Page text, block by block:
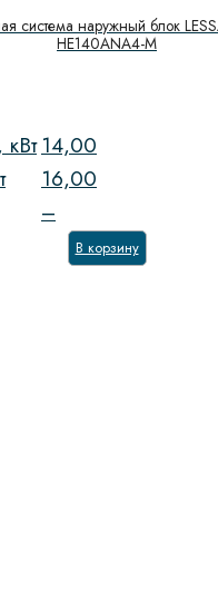
система наружный блок
HE140ANA4-M
14,00
16,00
–
В корзину